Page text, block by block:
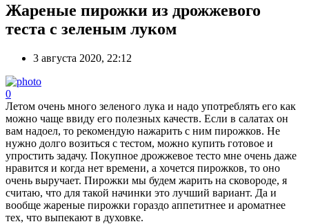
Жареные пирожки из дрожжевого
теста с зеленым луком
3 августа 2020, 22:12
0
Летом очень много зеленого лука и надо употреблять его как
можно чаще ввиду его полезных качеств. Если в салатах он
вам надоел, то рекомендую нажарить с ним пирожков. Не
нужно долго возиться с тестом, можно купить готовое и
упростить задачу. Покупное дрожжевое тесто мне очень даже
нравится и когда нет времени, а хочется пирожков, то оно
очень выручает. Пирожки мы будем жарить на сковороде, я
считаю, что для такой начинки это лучший вариант. Да и
вообще жареные пирожки гораздо аппетитнее и ароматнее
тех, что выпекают в духовке.